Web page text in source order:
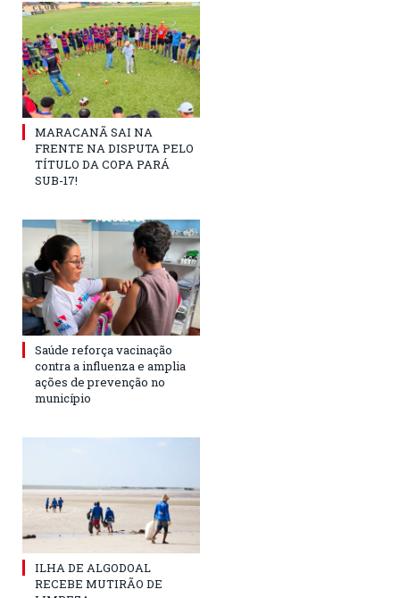
MARACANÃ SAI NA
FRENTE NA DISPUTA PELO
TÍTULO DA COPA PARÁ
SUB-17!
Saúde reforça vacinação
contra a influenza e amplia
ações de prevenção no
município
ILHA DE ALGODOAL
RECEBE MUTIRÃO DE